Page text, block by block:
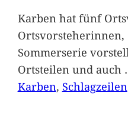
Karben hat fünf
Sommerserie
Ortsteilen und auch
Karben, Schlagzeilen